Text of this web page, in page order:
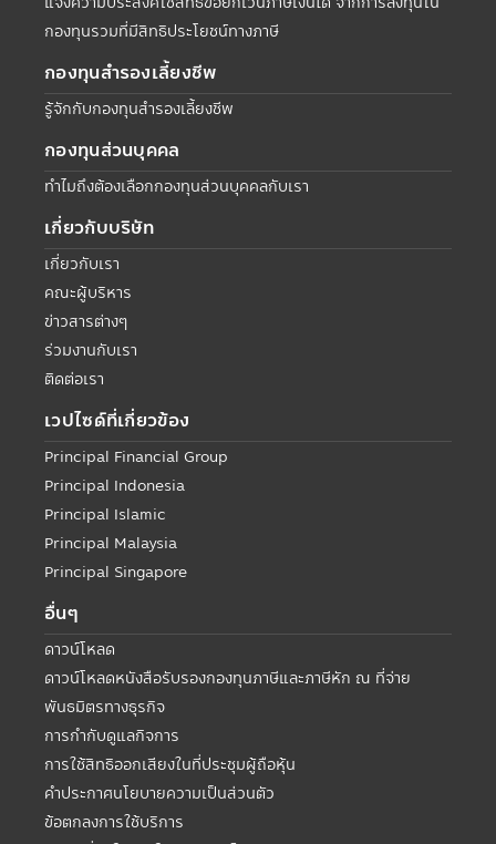
กองทุนรวมที่มีสิทธิประโยชน์ทางภาษี
กองทุนสำรองเลี้ยงชีพ
รู้จักกับกองทุนสำรองเลี้ยงชีพ
กองทุนส่วนบุคคล
ทำไมถึงต้องเลือกกองทุนส่วนบุคคลกับเรา
เกี่ยวกับบริษัท
เกี่ยวกับเรา
คณะผู้บริหาร
ข่าวสารต่างๆ
ร่วมงานกับเรา
ติดต่อเรา
เวปไซด์ที่เกี่ยวข้อง
Principal Financial Group
Principal Indonesia
Principal Islamic
Principal Malaysia
Principal Singapore
อื่นๆ
ดาวน์โหลด
ดาวน์โหลดหนังสือรับรองกองทุนภาษีและภาษีหัก ณ ที่จ่าย
พันธมิตรทางธุรกิจ
การกำกับดูแลกิจการ
การใช้สิทธิออกเสียงในที่ประชุมผู้ถือหุ้น
คำประกาศนโยบายความเป็นส่วนตัว
ข้อตกลงการใช้บริการ